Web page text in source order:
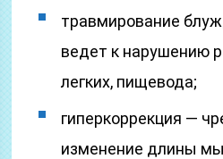
травмирование
ведет к нарушению
легких, пищевода;
гиперкоррекция —
изменение длины